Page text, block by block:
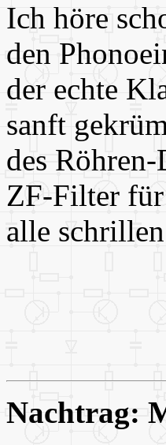
Ich höre
den
der echte
sanft
des
ZF-Filter für
alle
Nachtrag: